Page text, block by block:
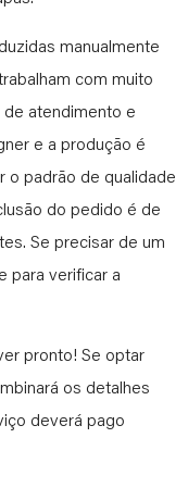
manualmente
com muito
atendimento e
e a produção é
o padrão de qualidade
do pedido é de
Se precisar de um
para verificar a
pronto! Se optar
os detalhes
deverá pago